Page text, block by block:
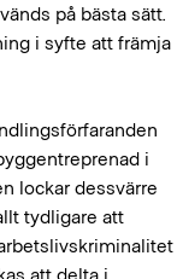
på bästa sätt.
i syfte att främja
i
lockar dessvärre
tydligare att
att delta i